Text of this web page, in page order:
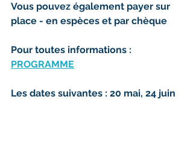
Vous pouvez également payer sur
place - en espèces et par chèque
Pour toutes informations :
PROGRAMME
Les dates suivantes : 20 mai, 24 juin